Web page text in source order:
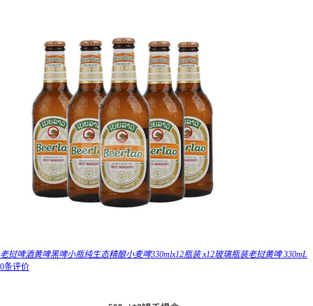
老挝啤酒黄啤黑啤小瓶纯生态精酿小麦啤330mlx12瓶装 x12玻璃瓶装老挝黄啤 330mL
0条评价